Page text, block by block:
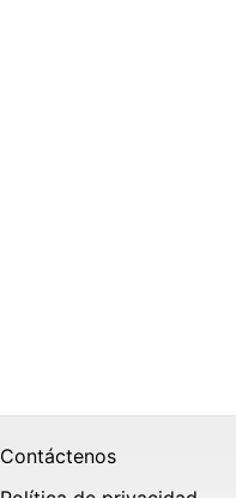
Contáctenos